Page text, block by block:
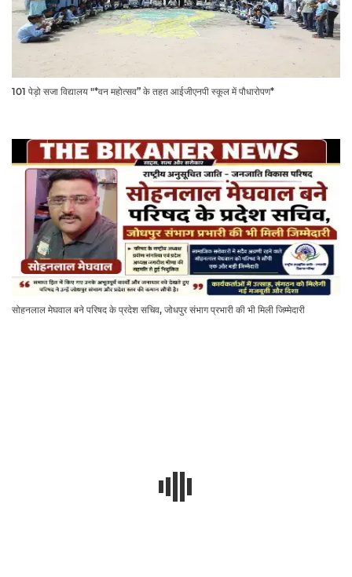
101 पेड़ो सजा विद्यालय "*वन महोत्सव” के तहत आईजीएनपी स्कूल में पौधारोपण*
सोहनलाल मेघवाल बने परिषद के प्रदेश सचिव, जोधपुर संभाग प्रभारी की भी मिली जिम्मेदारी